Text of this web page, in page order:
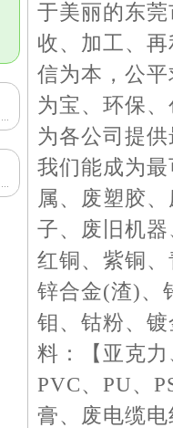
于美丽的东
收、加工、
信为本，公
为宝、环保
为各公司提
我们能成为
属、废塑胶
子、废旧机
红铜、紫铜
锌合金(渣)、
钼、钴粉、
料：【亚克
PVC、PU、
膏、废电缆